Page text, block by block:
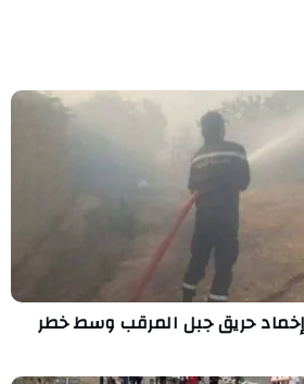
حريق جبل المرقب وسط خطر